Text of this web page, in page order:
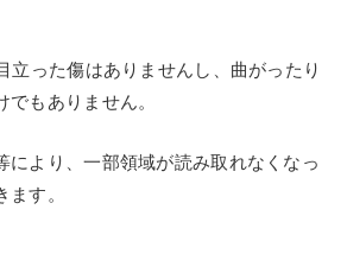
立った傷はありませんし、曲がったり
もありません。
により、一部領域が読み取れなくなっ
す。